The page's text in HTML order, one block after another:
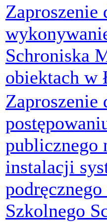
Zaproszenie
Schroniska
obiektach w
Zaproszenie
publicznego
instalacji
Szkolnego